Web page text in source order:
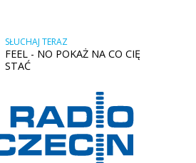
SŁUCHAJ TERAZ
FEEL - NO POKAŻ NA CO CIĘ
STAĆ